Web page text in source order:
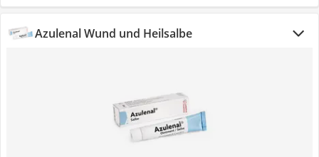
Azulenal Wund und Heilsalbe